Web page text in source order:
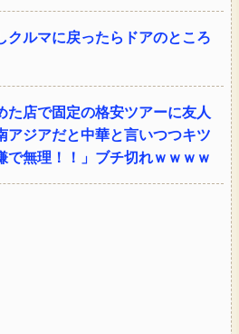
クルマに戻ったらドアのところ
た店で固定の格安ツアーに友人
アジアだと中華と言いつつキツ
で無理！！」ブチ切れｗｗｗｗ